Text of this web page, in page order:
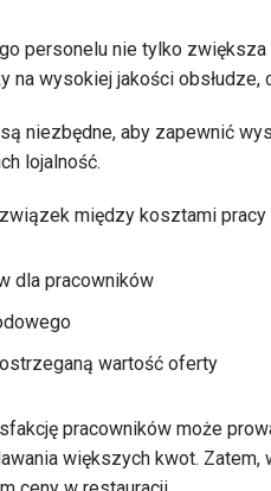
personelu nie tylko zwiększa
na wysokiej jakości
niezbędne, aby zapewnić
lojalność.
między kosztami pracy
dla pracowników
wartość oferty
pracowników może
większych kwot.